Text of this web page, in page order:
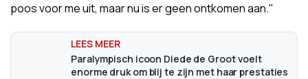
poos voor me uit, maar nu is er geen ontkomen aan."
Paralympisch icoon Diede de Groot voelt
enorme druk om blij te zijn met haar prestaties